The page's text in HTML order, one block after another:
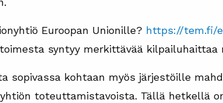
Euroopan Unionille? https://tem.fi/
syntyy merkittävää kilpailuhaittaa
sopivassa kohtaan myös järjestöille
toteuttamistavoista. Tällä hetkellä